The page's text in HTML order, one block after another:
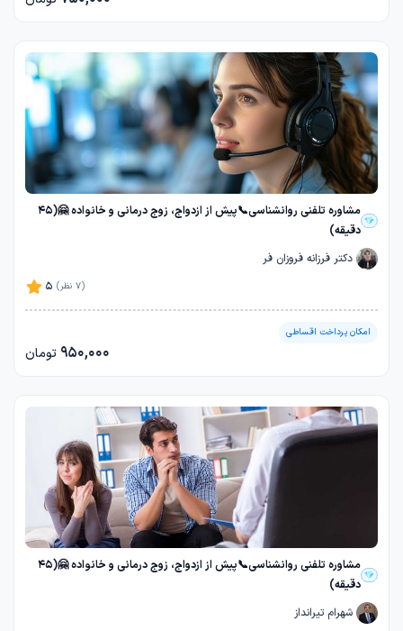
مشاوره تلفنی روانشناسی📞پیش از ازدواج، زوج درمانی و خانواده 🤗(45
دقیقه)
دکتر فرزانه فروزان فر
5
(7 نظر)
امکان پرداخت اقساطی
950,000 تومان
مشاوره تلفنی روانشناسی📞پیش از ازدواج، زوج درمانی و خانواده 🤗(45
دقیقه)
شهرام تیرانداز